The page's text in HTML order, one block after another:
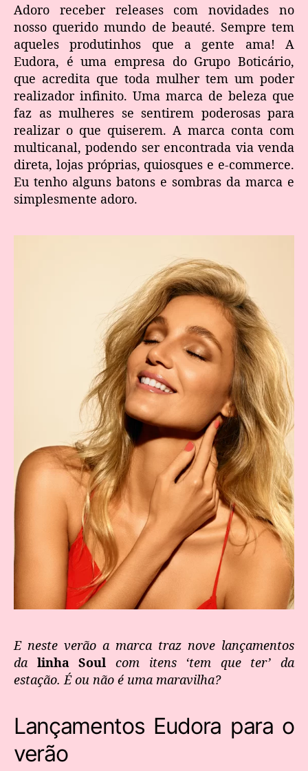
Adoro receber releases com novidades no
nosso querido mundo de beauté. Sempre tem
aqueles produtinhos que a gente ama! A
Eudora, é uma empresa do Grupo Boticário,
que acredita que toda mulher tem um poder
realizador infinito. Uma marca de beleza que
faz as mulheres se sentirem poderosas para
realizar o que quiserem. A marca conta com
multicanal, podendo ser encontrada via venda
direta, lojas próprias, quiosques e e-commerce.
Eu tenho alguns batons e sombras da marca e
simplesmente adoro.
E neste verão a marca traz nove lançamentos
da linha Soul com itens ‘tem que ter’ da
estação. É ou não é uma maravilha?
Lançamentos Eudora para o
verão